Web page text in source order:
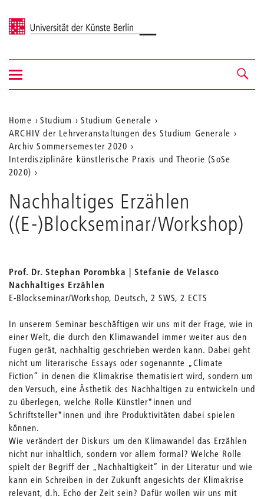
Universität der Künste Berlin
Navigation &
Suche
Navigation
ein-/ausblenden
Aktuelle
Position
auf
der
Webseite
Home Studium
Studium Generale
ARCHIV der Lehrveranstaltungen des Studium Generale
Archiv Sommersemester 2020
Interdisziplinäre künstlerische Praxis und Theorie (SoSe
2020)
Nachhaltiges Erzählen
((E-)Blockseminar/Workshop)
Prof. Dr. Stephan Porombka | Stefanie de Velasco
Nachhaltiges Erzählen
E-Blockseminar/Workshop, Deutsch, 2 SWS, 2 ECTS
In unserem Seminar beschäftigen wir uns mit der Frage, wie in
einer Welt, die durch den Klimawandel immer weiter aus den
Fugen gerät, nachhaltig geschrieben werden kann. Dabei geht
nicht um literarische Essays oder sogenannte „Climate
Fiction“ in denen die Klimakrise thematisiert wird, sondern um
den Versuch, eine Ästhetik des Nachhaltigen zu entwickeln und
zu überlegen, welche Rolle Künstler*innen und
Schriftsteller*innen und ihre Produktivitäten dabei spielen
können.
Wie verändert der Diskurs um den Klimawandel das Erzählen
nicht nur inhaltlich, sondern vor allem formal? Welche Rolle
spielt der Begriff der „Nachhaltigkeit“ in der Literatur und wie
kann ein Schreiben in der Zukunft angesichts der Klimakrise
relevant, d.h. Echo der Zeit sein? Dafür wollen wir uns mit